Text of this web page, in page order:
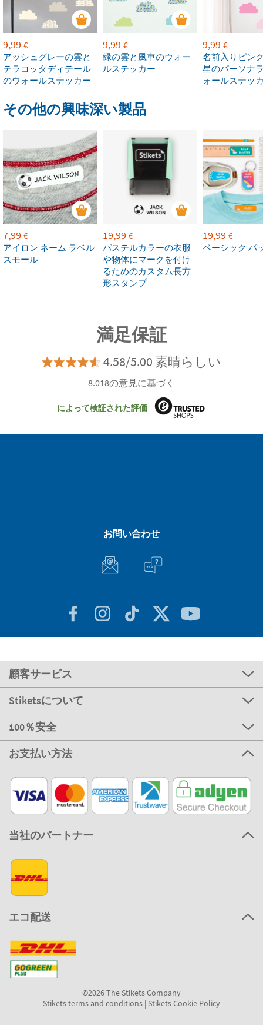
9,99 €
アッシュグレーの雲と
テラコッタディテール
のウォールステッカー
9,99 €
緑の雲と風車のウォー
ルステッカー
9,99 €
名前入りピン
星のパーソナ
ォールステッ
その他の興味深い製品
7,99 €
アイロン ネーム ラベル
スモール
19,99 €
パステルカラーの衣服
や物体にマークを付け
るためのカスタム長方
形スタンプ
19,99 €
ベーシック パ
満足保証
4.58/5.00 素晴らしい
8.018の意見に基づく
によって検証された評価
お問い合わせ
顧客サービス
Stiketsについて
100％安全
お支払い方法
当社のパートナー
エコ配送
©2026 The Stikets Company
Stikets terms and conditions| Stikets Cookie Policy